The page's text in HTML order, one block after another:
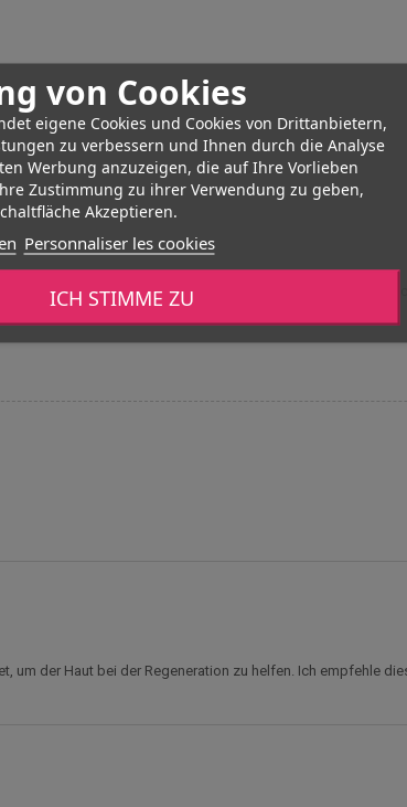
von Cookies
eigene Cookies und Cookies von Drittanbietern,
zu verbessern und Ihnen durch die Analyse
Werbung anzuzeigen, die auf Ihre Vorlieben
Zustimmung zu ihrer Verwendung zu geben,
Akzeptieren.
Personnaliser les cookies
ICH STIMME ZU
Arzt. Es ist kein Medikament und ersetzt keine
der Haut bei der Regeneration zu helfen. Ich empfehle